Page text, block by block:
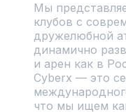
Мы
клубов с
дружелюбной
динамично
и арен как в
Cyberx — это
что мы ищем